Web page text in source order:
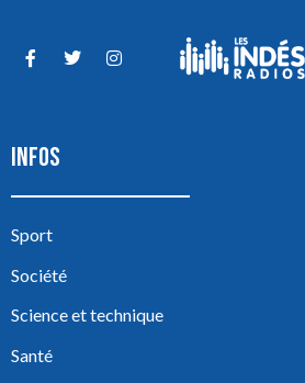
INFOS
Sport
Société
Science et technique
Santé